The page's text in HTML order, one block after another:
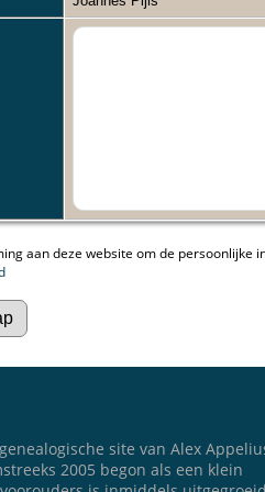
aan deze website om de
site van Alex
2005 begon als een klein